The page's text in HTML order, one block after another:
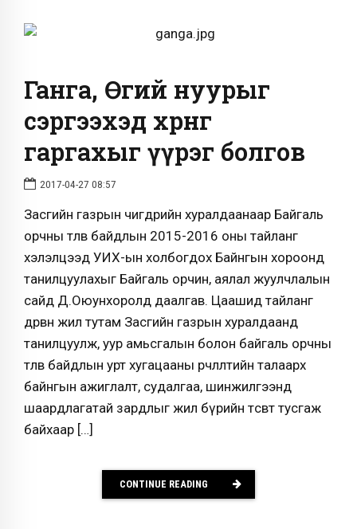
Ганга, Өгий нуурыг
сэргээхэд хөрөнгө
гаргахыг үүрэг болгов
2017-04-27 08:57
Засгийн газрын өчигдрийн хуралдаанаар Байгаль
орчны төлөв байдлын 2015-2016 оны тайланг
хэлэлцээд УИХ-ын холбогдох Байнгын хороонд
танилцуулахыг Байгаль орчин, аялал жуулчлалын
сайд Д.Оюунхоролд даалгав. Цаашид тайланг
дөрвөн жил тутам Засгийн газрын хуралдаанд
танилцуулж, уур амьсгалын болон байгаль орчны
төлөв байдлын урт хугацааны өөрчлөлтийн талаарх
байнгын ажиглалт, судалгаа, шинжилгээнд
шаардлагатай зардлыг жил бүрийн төсөвт тусгаж
байхаар […]
CONTINUE READING